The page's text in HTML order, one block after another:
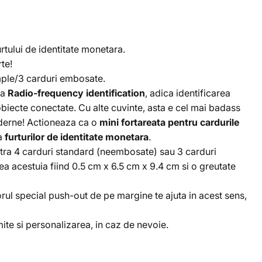
de identitate monetara.
3 carduri embosate.
Radio-frequency identification, adica identificarea
conectate. Cu alte cuvinte, asta e cel mai badass
Actioneaza ca o mini fortareata pentru cardurile
furturilor de identitate monetara.
4 carduri standard (neembosate) sau 3 carduri
acestuia fiind 0.5 cm x 6.5 cm x 9.4 cm si o greutate
special push-out de pe margine te ajuta in acest sens,
si personalizarea, in caz de nevoie.